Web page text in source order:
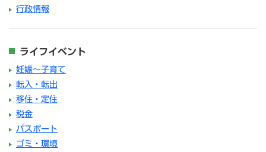
行政情報
ライフイベント
妊娠～子育て
転入・転出
移住・定住
税金
パスポート
ゴミ・環境